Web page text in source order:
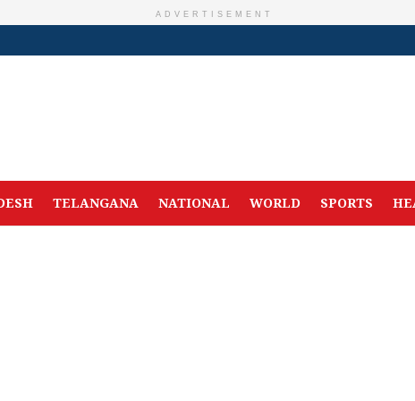
ADVERTISEMENT
TELANGANA NATIONAL WORLD SPORTS